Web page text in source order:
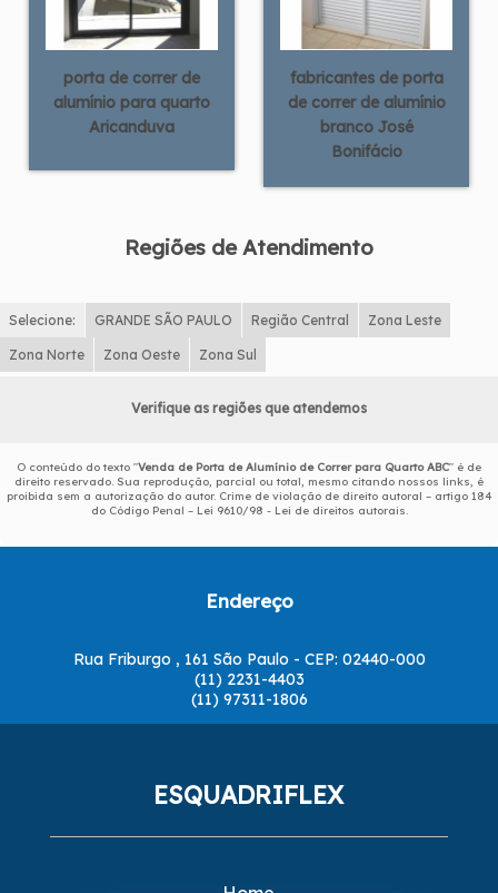
porta de correr de
alumínio para quarto
Aricanduva
fabricantes de porta
de correr de alumínio
branco José
Bonifácio
Regiões de Atendimento
Selecione: GRANDE SÃO PAULO Região Central Zona Leste
Zona Norte Zona Oeste Zona Sul
Verifique as regiões que atendemos
O conteúdo do texto "Venda de Porta de Alumínio de Correr para Quarto ABC" é de
direito reservado. Sua reprodução, parcial ou total, mesmo citando nossos links, é
proibida sem a autorização do autor. Crime de violação de direito autoral – artigo 184
do Código Penal – Lei 9610/98 - Lei de direitos autorais
Endereço
Rua Friburgo , 161 São Paulo - CEP: 02440-000
(11) 2231-4403
(11) 97311-1806
ESQUADRIFLEX